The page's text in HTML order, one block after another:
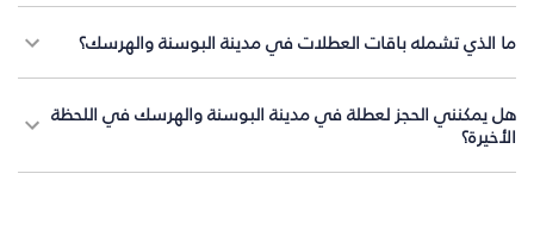
ما الذي تشمله باقات العطلات في مدينة البوسنة والهرسك؟
هل يمكنني الحجز لعطلة في مدينة البوسنة والهرسك في اللحظة
الأخيرة؟